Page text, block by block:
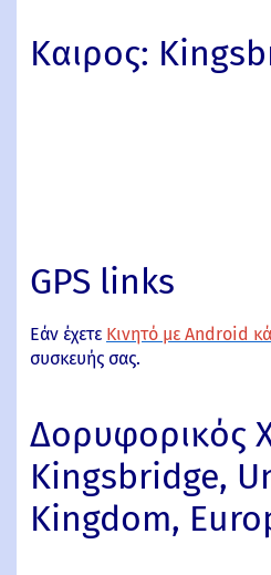
Καιρος:
GPS links
Εάν έχετε Κινητό με Android
συσκευής σας.
Δορυφορικός
Kingsbridge,
Kingdom,